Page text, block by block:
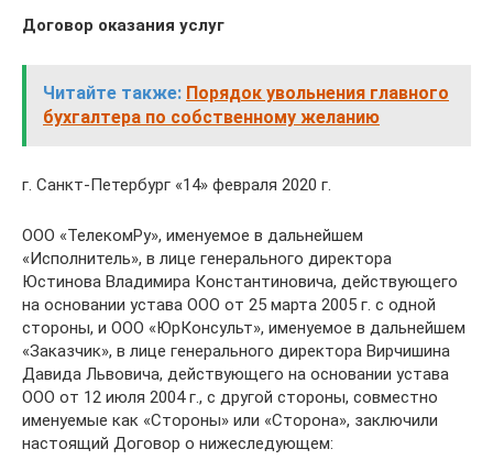
Договор оказания услуг
Читайте также: Порядок увольнения главного
бухгалтера по собственному желанию
г. Санкт-Петербург «14» февраля 2020 г.
ООО «ТелекомРу», именуемое в дальнейшем
«Исполнитель», в лице генерального директора
Юстинова Владимира Константиновича, действующего
на основании устава ООО от 25 марта 2005 г. с одной
стороны, и ООО «ЮрКонсульт», именуемое в дальнейшем
«Заказчик», в лице генерального директора Вирчишина
Давида Львовича, действующего на основании устава
ООО от 12 июля 2004 г., с другой стороны, совместно
именуемые как «Стороны» или «Сторона», заключили
настоящий Договор о нижеследующем: